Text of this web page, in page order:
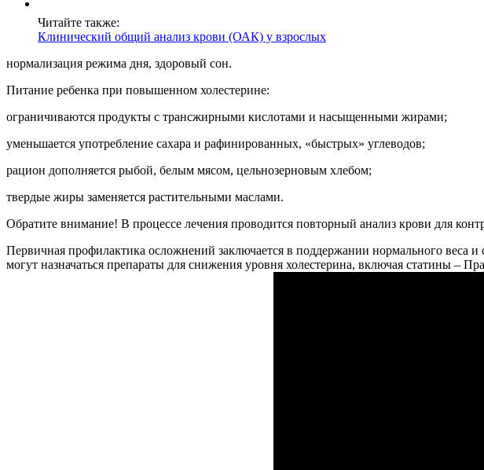
Читайте также:
Клинический общий анализ крови (ОАК) у взрослых
нормализация режима дня, здоровый сон.
Питание ребенка при повышенном холестерине:
ограничиваются продукты с трансжирными кислотами и насыщенными жирами;
уменьшается употребление сахара и рафинированных, «быстрых» углеводов;
рацион дополняется рыбой, белым мясом, цельнозерновым хлебом;
твердые жиры заменяется растительными маслами.
Обратите внимание! В процессе лечения проводится повторный анализ крови для
Первичная профилактика осложнений заключается в поддержании нормального веса
могут назначаться препараты для снижения уровня холестерина, включая статины –